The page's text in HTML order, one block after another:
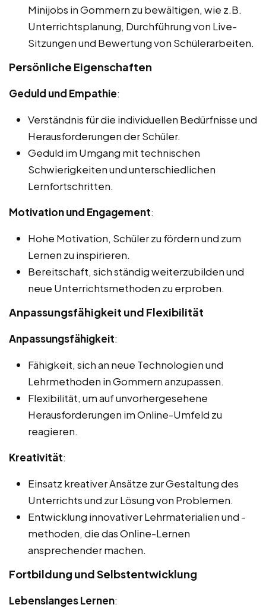
Minijobs in Gommern zu bewältigen, wie z.B.
Unterrichtsplanung, Durchführung von Live-
Sitzungen und Bewertung von Schülerarbeiten.
Persönliche Eigenschaften
Geduld und Empathie:
Verständnis für die individuellen Bedürfnisse und
Herausforderungen der Schüler.
Geduld im Umgang mit technischen
Schwierigkeiten und unterschiedlichen
Lernfortschritten.
Motivation und Engagement:
Hohe Motivation, Schüler zu fördern und zum
Lernen zu inspirieren.
Bereitschaft, sich ständig weiterzubilden und
neue Unterrichtsmethoden zu erproben.
Anpassungsfähigkeit und Flexibilität
Anpassungsfähigkeit:
Fähigkeit, sich an neue Technologien und
Lehrmethoden in Gommern anzupassen.
Flexibilität, um auf unvorhergesehene
Herausforderungen im Online-Umfeld zu
reagieren.
Kreativität:
Einsatz kreativer Ansätze zur Gestaltung des
Unterrichts und zur Lösung von Problemen.
Entwicklung innovativer Lehrmaterialien und -
methoden, die das Online-Lernen
ansprechender machen.
Fortbildung und Selbstentwicklung
Lebenslanges Lernen: